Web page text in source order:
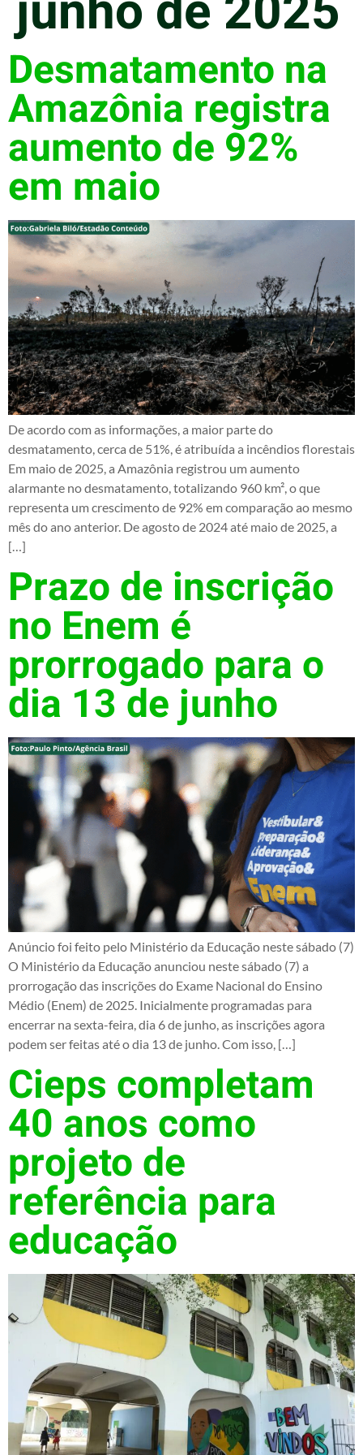
Desmatamento na
Amazônia registra
aumento de 92%
em maio
De acordo com as informações, a maior parte do
desmatamento, cerca de 51%, é atribuída a incêndios florestais
Em maio de 2025, a Amazônia registrou um aumento
alarmante no desmatamento, totalizando 960 km², o que
representa um crescimento de 92% em comparação ao mesmo
mês do ano anterior. De agosto de 2024 até maio de 2025, a
[…]
Prazo de inscrição
no Enem é
prorrogado para o
dia 13 de junho
Anúncio foi feito pelo Ministério da Educação neste sábado (7)
O Ministério da Educação anunciou neste sábado (7) a
prorrogação das inscrições do Exame Nacional do Ensino
Médio (Enem) de 2025. Inicialmente programadas para
encerrar na sexta-feira, dia 6 de junho, as inscrições agora
podem ser feitas até o dia 13 de junho. Com isso, […]
Cieps completam
40 anos como
projeto de
referência para
educação